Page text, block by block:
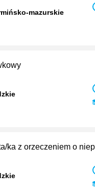
mazurskie
ka z orzeczeniem o